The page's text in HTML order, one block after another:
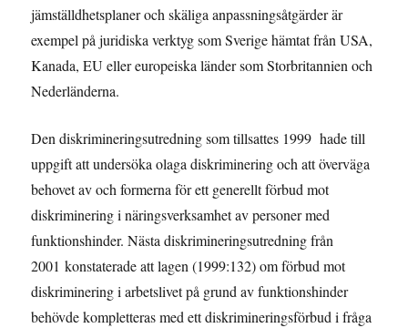
jämställdhetsplaner och skäliga anpassningsåtgärder är
exempel på juridiska verktyg som Sverige hämtat från USA,
Kanada, EU eller europeiska länder som Storbritannien och
Nederländerna.
Den diskrimineringsutredning som tillsattes 1999 hade till
uppgift att undersöka olaga diskriminering och att överväga
behovet av och formerna för ett generellt förbud mot
diskriminering i näringsverksamhet av personer med
funktionshinder. Nästa diskrimineringsutredning från
2001 konstaterade att lagen (1999:132) om förbud mot
diskriminering i arbetslivet på grund av funktionshinder
behövde kompletteras med ett diskrimineringsförbud i fråga